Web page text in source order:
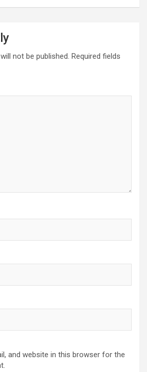
not be published. Required fields
and website in this browser for the